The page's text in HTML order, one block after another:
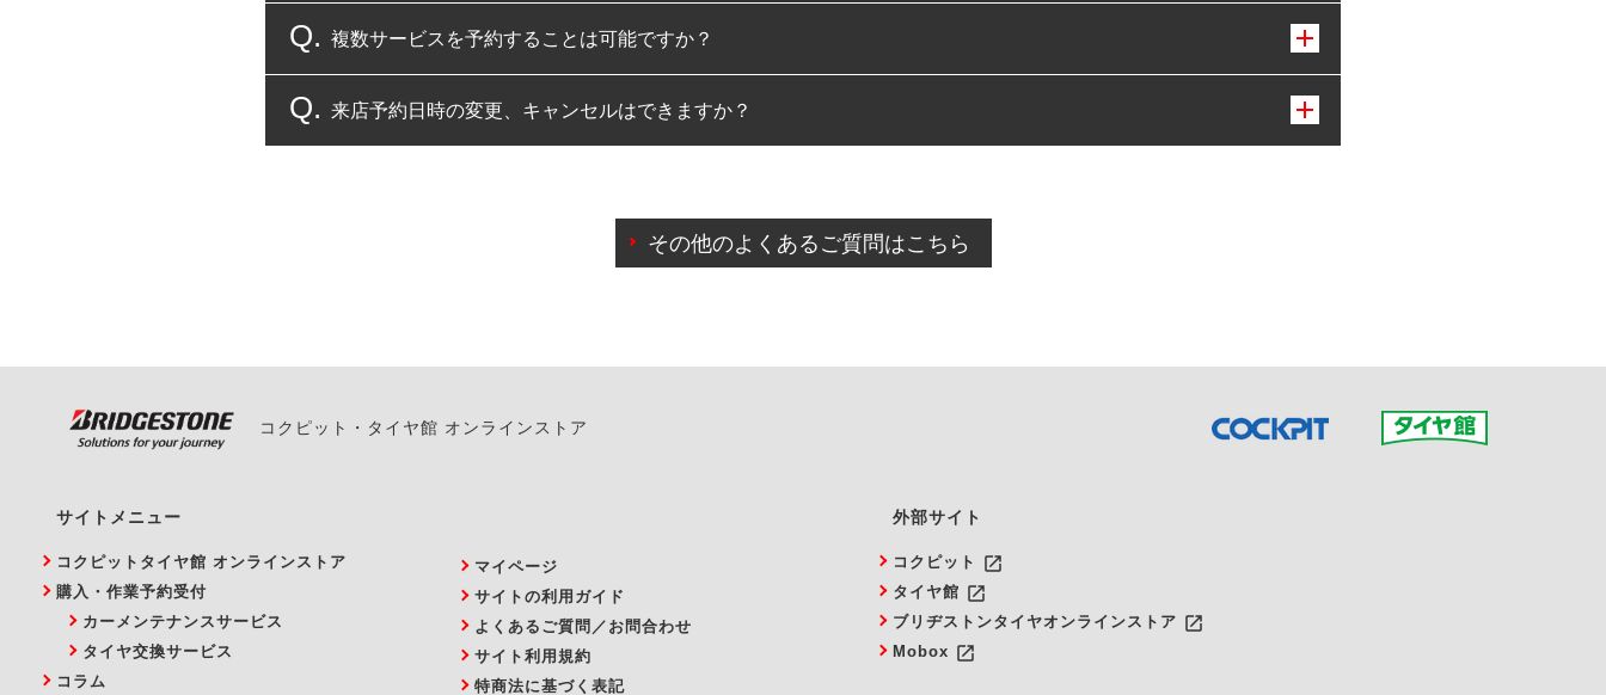
コクピット・タイヤ館のみとなります。
複数サービスを予約することは可能ですか？
複数サービスのご予約は可能です。
来店予約日時の変更、キャンセルはできますか？
また、やむを得ない事由によりご予約のキャンセルをご希望の際は、直接ご予約いただいた店舗へご連絡くださ
その他のよくあるご質問はこちら
コクピット・タイヤ館 オンラインストア
サイトメニュー
コクピットタイヤ館 オンラインストア
購入・作業予約受付
カーメンテナンスサービス
タイヤ交換サービス
コラム
マイページ
サイトの利用ガイド
よくあるご質問／お問合わせ
サイト利用規約
特商法に基づく表記
外部サイト
コクピット launch
タイヤ館 launch
ブリヂストンタイヤオンラインストア launch
Mobox launch